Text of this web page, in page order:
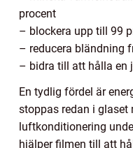
procent
– blockera upp till 99
– reducera bländning
– bidra till att hålla en
En tydlig fördel är
stoppas redan i glaset
luftkonditionering
hjälper filmen till att